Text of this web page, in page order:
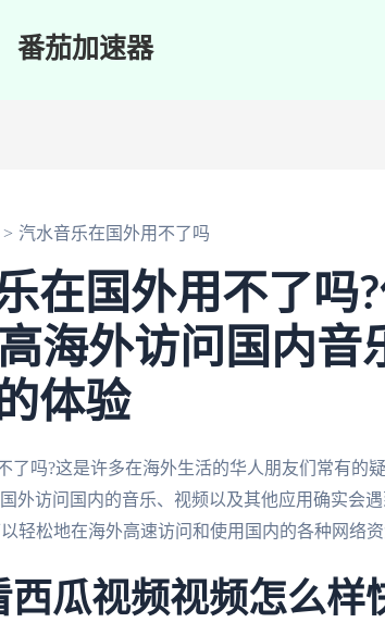
番茄加速器
汽水音乐在国外用不了吗
在国外用不了吗
海外访问国内音
体验
了吗?这是许多在海外生活的华人朋友们常有的
外访问国内的音乐、视频以及其他应用确实会
轻松地在海外高速访问和使用国内的各种网络资
西瓜视频视频怎么样